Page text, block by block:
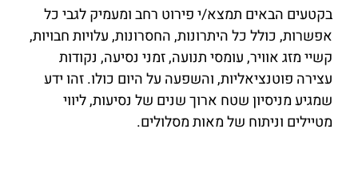
בקטעים הבאים תמצא/י פירוט רחב ומעמיק לגבי כל
אפשרות, כולל כל היתרונות, החסרונות, עלויות חבויות,
קשיי מזג אוויר, עומסי תנועה, זמני נסיעה, נקודות
עצירה פוטנציאליות, והשפעה על היום כולו. זהו ידע
שמגיע מניסיון שטח ארוך שנים של נסיעות, ליווי
מטיילים וניתוח של מאות מסלולים.